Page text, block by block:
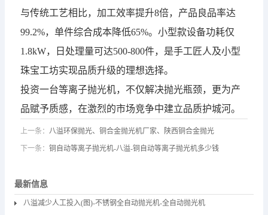
与传统工艺相比，加工效率提升8倍，产品良品率达
99.2%，单件综合成本降低65%。小型款设备功耗仅
1.8kW，日处理量可达500-800件，是手工匠人及小型
珠宝工坊实现品质升级的理想选择。
投资一台等离子抛光机，不仅解决抛光瓶颈，更为产
品赋予质感，在激烈的市场竞争中建立品质护城河。
上一条： 八溢环保抛光、铜合金抛光机厂家、陕西铜合金抛光
下一条： 铜自动等离子抛光机-八溢-铜自动等离子抛光机多少钱
最新信息
八溢减少人工投入(图)-不锈钢全自动抛光机-全自动抛光机